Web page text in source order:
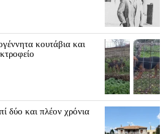
κουτάβια και
δύο και πλέον χρόνια